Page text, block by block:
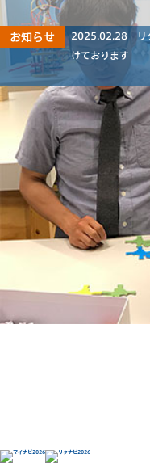
お知らせ 2025.02.28
リ
けております